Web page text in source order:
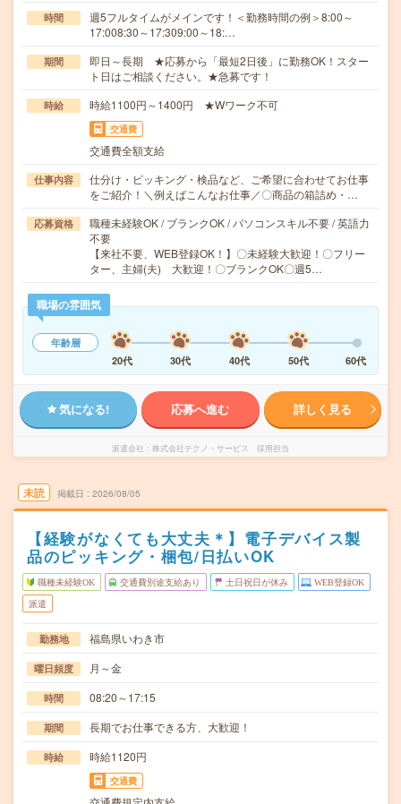
時間
週5フルタイムがメインです！＜勤務時間の例＞8:00～
17:008:30～17:309:00～18:…
期間
即日～長期 ★応募から「最短2日後」に勤務OK！スター
ト日はご相談ください。★急募です！
時給 時給1100円～1400円 ★Wワーク不可
交通費
交通費全額支給
仕事内容
仕分け・ピッキング・検品など、ご希望に合わせてお仕事
をご紹介！＼例えばこんなお仕事／〇商品の箱詰め・…
応募資格
職種未経験OK / ブランクOK / パソコンスキル不要 / 英語力
不要
【来社不要、WEB登録OK！】〇未経験大歓迎！〇フリー
ター、主婦(夫) 大歓迎！〇ブランクOK〇週5…
職場の雰囲気
年齢層
20代
30代 40代 50代 60代
気になる! 応募へ進む 詳しく見る
派遣会社 株式会社テクノ・サービス 採用担当
未読 掲載日 2026/08/05
【経験がなくても大丈夫＊】電子デバイス製
品のピッキング・梱包/日払いOK
職種未経験OK 交通費別途支給あり 土日祝日が休み WEB登録OK
派遣
勤務地 福島県いわき市
曜日頻度 月～金
時間 08:20～17:15
期間 長期でお仕事できる方、大歓迎！
時給 時給1120円
交通費